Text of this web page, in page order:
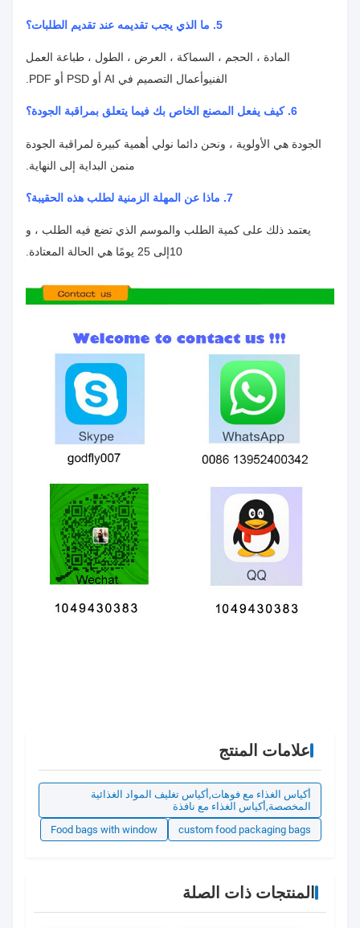
5. ما الذي يجب تقديمه عند تقديم الطلبات؟
المادة ، الحجم ، السماكة ، العرض ، الطول ، طباعة العمل
الفنيوأعمال التصميم في AI أو PSD أو PDF.
6. كيف يفعل المصنع الخاص بك فيما يتعلق بمراقبة الجودة؟
الجودة هي الأولوية ، ونحن دائما نولي أهمية كبيرة لمراقبة الجودة
منمن البداية إلى النهاية.
7. ماذا عن المهلة الزمنية لطلب هذه الحقيبة؟
يعتمد ذلك على كمية الطلب والموسم الذي تضع فيه الطلب ، و
10إلى 25 يومًا هي الحالة المعتادة.
علامات المنتج
أكياس الغذاء مع فوهات,أكياس تغليف المواد الغذائية
المخصصة,أكياس الغذاء مع نافذة
custom food packaging bags
Food bags with window
المنتجات ذات الصلة